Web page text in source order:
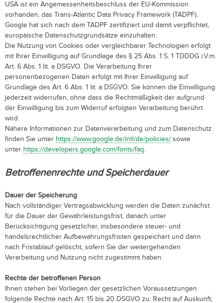
USA ist ein Angemessenheitsbeschluss der EU-Kommission
vorhanden, das Trans-Atlantic Data Privacy Framework (TADPF).
Google hat sich nach dem TADPF zertifiziert und damit verpflichtet,
europäische Datenschutzgrundsätze einzuhalten.
Die Nutzung von Cookies oder vergleichbarer Technologien erfolgt
mit Ihrer Einwilligung auf Grundlage des § 25 Abs. 1 S. 1 TDDDG i.V.m.
Art. 6 Abs. 1 lit. a DSGVO. Die Verarbeitung Ihrer
personenbezogenen Daten erfolgt mit Ihrer Einwilligung auf
Grundlage des Art. 6 Abs. 1 lit. a DSGVO. Sie können die Einwilligung
jederzeit widerrufen, ohne dass die Rechtmäßigkeit der aufgrund
der Einwilligung bis zum Widerruf erfolgten Verarbeitung berührt
wird.
Nähere Informationen zur Datenverarbeitung und zum Datenschutz
finden Sie unter https://www.google.de/intl/de/policies/ sowie
unter https://developers.google.com/fonts/faq.
Betroffenenrechte und Speicherdauer
Dauer der Speicherung
Nach vollständiger Vertragsabwicklung werden die Daten zunächst
für die Dauer der Gewährleistungsfrist, danach unter
Berücksichtigung gesetzlicher, insbesondere steuer- und
handelsrechtlicher Aufbewahrungsfristen gespeichert und dann
nach Fristablauf gelöscht, sofern Sie der weitergehenden
Verarbeitung und Nutzung nicht zugestimmt haben.
Rechte der betroffenen Person
Ihnen stehen bei Vorliegen der gesetzlichen Voraussetzungen
folgende Rechte nach Art. 15 bis 20 DSGVO zu: Recht auf Auskunft,